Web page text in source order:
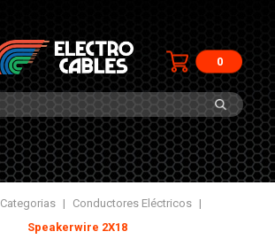
0
Categorias | Conductores Eléctricos
|
Speakerwire 2X18